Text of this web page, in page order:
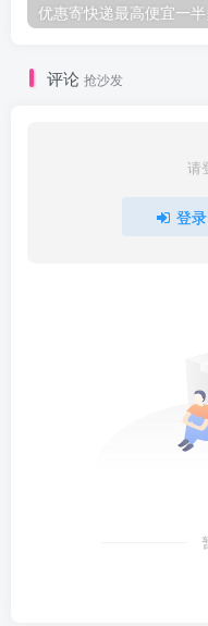
评论 抢沙发
请
登录